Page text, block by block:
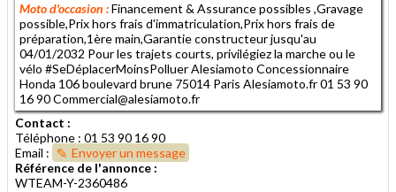
Moto d'occasion :Financement & Assurance possibles ,Gravage
possible,Prix hors frais d'immatriculation,Prix hors frais de
préparation,1ère main,Garantie constructeur jusqu'au
04/01/2032 Pour les trajets courts, privilégiez la marche ou le
vélo #SeDéplacerMoinsPolluer Alesiamoto Concessionnaire
Honda 106 boulevard brune 75014 Paris Alesiamoto.fr 01 53 90
16 90 Commercial@alesiamoto.fr
Contact :
Téléphone : 01 53 90 16 90
Email :
Envoyer un message
Référence de l'annonce :
WTEAM-Y-2360486